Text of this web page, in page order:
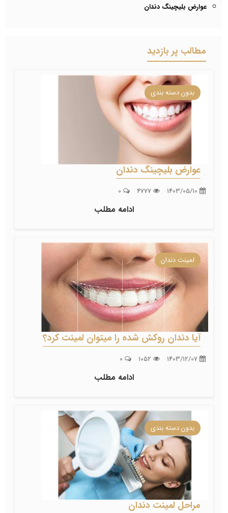
عوارض بلیچینگ دندان
مطالب پر بازدید
بدون دسته بندی
عوارض بلیچینگ دندان
ادامه مطلب
لمینت دندان
آیا دندان روکش شده را میتوان لمینت کرد؟
ادامه مطلب
بدون دسته بندی
مراحل لمینت دندان